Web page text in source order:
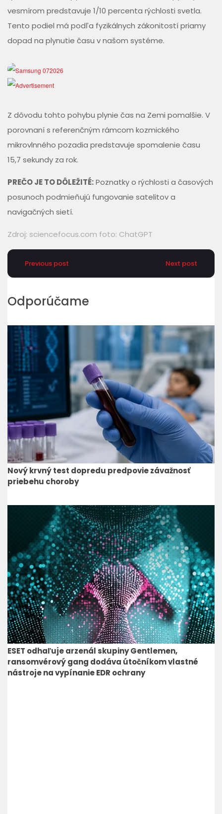
vesmírom predstavuje 1/10 percenta rýchlosti svetla.
Tento podiel má podľa fyzikálnych zákonitostí priamy
dopad na plynutie času v našom systéme.
Z dôvodu tohto pohybu plynie čas na Zemi pomalšie. V
porovnaní s referenčným rámcom kozmického
mikrovlnného pozadia predstavuje spomalenie času
15,7 sekundy za rok.
PREČO JE TO DÔLEŽITÉ:Poznatky o rýchlosti a časových
posunoch podmieňujú fungovanie satelitov a
navigačných sietí.
Zdroj: sciencefocus.com foto: ChatGPT
Previous post Next post
Odporúčame
Nový krvný test dopredu predpovie závažnosť
priebehu choroby
ESET odhaľuje arzenál skupiny Gentlemen,
ransomvérový gang dodáva útočníkom vlastné
nástroje na vypínanie EDR ochrany